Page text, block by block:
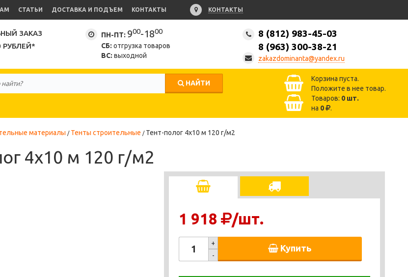
СТАТЬИ ДОСТАВКА И ПОДЪЕМ КОНТАКТЫ КОНТАКТЫ
ЗАКАЗ
РУБЛЕЙ*
ПН-ПТ: 900-1800
СБ: отгрузка товаров
ВС: выходной
8 (812) 983-45-03
8 (963) 300-38-21
zakazdominanta@yandex.ru
НАЙТИ
Корзина пуста.
Положите в нее товар.
Товаров: 0 шт.
на 0 .
материалы Тенты строительные Тент-полог 4х10 м 120 г/м2
4х10 м 120 г/м2
1 918 /шт.
+
-
Купить